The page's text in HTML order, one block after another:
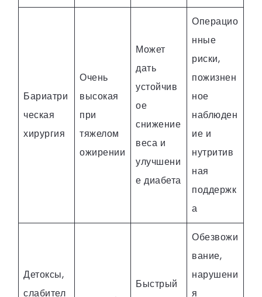
Бариатри
ческая
хирургия
Очень
высокая
при
тяжелом
ожирении
Может
дать
устойчив
ое
снижение
веса и
улучшени
е диабета
Операцио
нные
риски,
пожизнен
ное
наблюден
ие и
нутритив
ная
поддержк
а
Детоксы,
слабител
Быстрый
Обезвожи
вание,
нарушени
я